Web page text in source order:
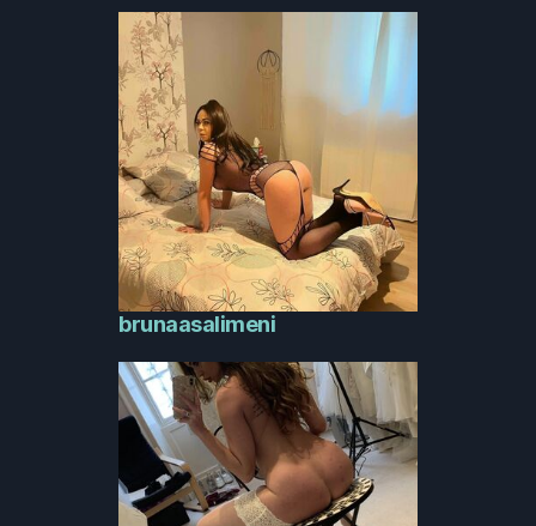
brunaasalimeni